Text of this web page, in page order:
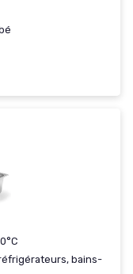
bains-